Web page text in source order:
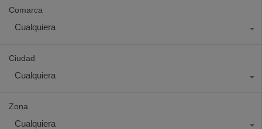
Comarca
Cualquiera
Ciudad
Cualquiera
Zona
Cualquiera